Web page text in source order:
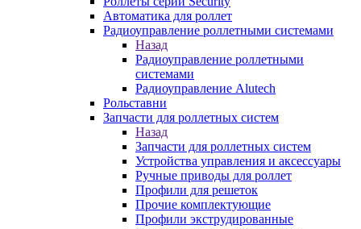
Автоматика для роллет
Радиоуправление роллетными системами
Назад
Радиоуправление роллетными
системами
Радиоуправление Alutech
Рольставни
Запчасти для роллетных систем
Назад
Запчасти для роллетных систем
Устройства управления и аксессуары
Ручные приводы для роллет
Профили для решеток
Прочие комплектующие
Профили экструдированные